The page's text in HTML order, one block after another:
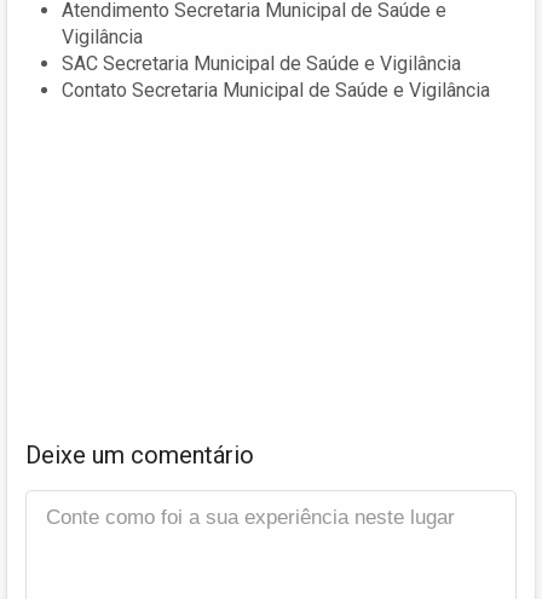
Atendimento Secretaria Municipal de Saúde e
Vigilância
SAC Secretaria Municipal de Saúde e Vigilância
Contato Secretaria Municipal de Saúde e Vigilância
Deixe um comentário